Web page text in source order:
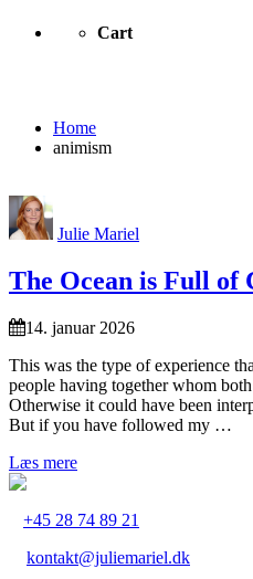
Cart
Home
animism
Julie Mariel
The Ocean is Full of
14. januar 2026
This was the type of experience
people having together whom
Otherwise it could have been
But if you have followed my …
Læs mere
+45 28 74 89 21
kontakt@juliemariel.dk